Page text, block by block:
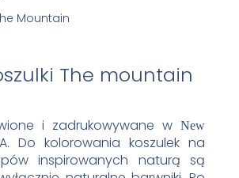
i zadrukowywane wNew
Do kolorowania koszulek na
inspirowanych naturą są